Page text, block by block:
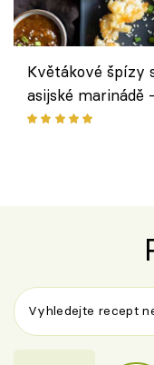
Květákové špízy
asijské marinádě
chuťovka z grilu